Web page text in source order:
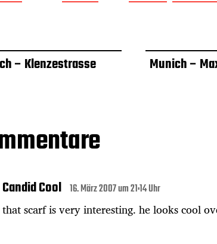
– Klenzestrasse Munich –
Candid Cool 16. März 2007 um 21:14 Uhr
that scarf is very interesting. he looks cool